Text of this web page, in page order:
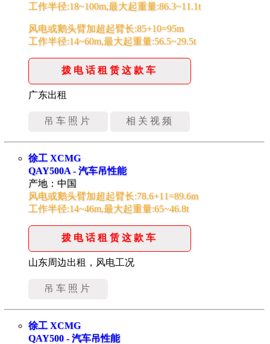
工作半径:18~100m,最大起重量:86.3~11.1t
风电或鹅头臂加超起臂长:85+10=95m
工作半径:14~60m,最大起重量:56.5~29.5t
拨电话租赁这款车
广东出租
吊车照片 相关视频
徐工 XCMG
QAY500A - 汽车吊性能
产地：中国
风电或鹅头臂加超起臂长:78.6+11=89.6m
工作半径:14~46m,最大起重量:65~46.8t
拨电话租赁这款车
山东周边出租，风电工况
吊车照片
徐工 XCMG
QAY500 - 汽车吊性能